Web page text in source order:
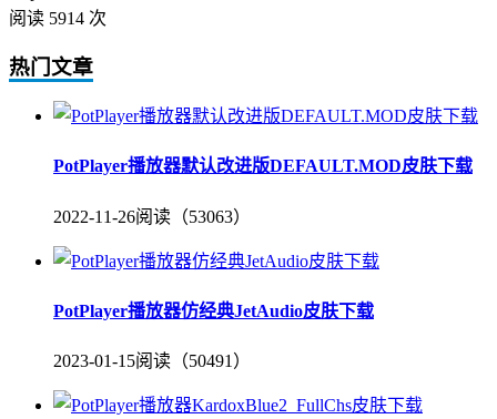
阅读 5914 次
热门文章
PotPlayer播放器默认改进版DEFAULT.MOD皮肤下载
2022-11-26阅读（53063）
PotPlayer播放器仿经典JetAudio皮肤下载
2023-01-15阅读（50491）